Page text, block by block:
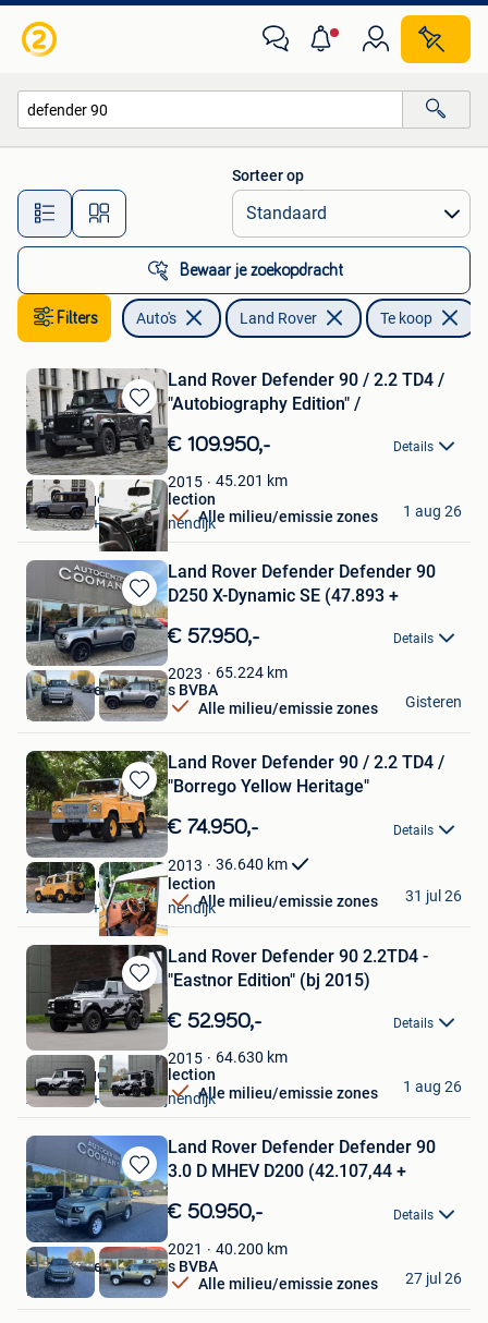
Alle afstanden…
Sorteer op
Bewaar je zoekopdracht
Filters Auto's Land Rover Te koop
Bewaren
in
Mijn
Favorieten
Land Rover Defender 90 / 2.2 TD4 /
"Autobiography Edition" /
€ 109.950,- Details
2015 45.201 km
Alle milieu/emissie zones
ElsenBergen Car Collection
Aarschot + Deel Begijnendijk
1 aug 26
Bewaren
in
Mijn
Favorieten
Land Rover Defender Defender 90
D250 X-Dynamic SE (47.893 +
€ 57.950,- Details
2023 65.224 km
Alle milieu/emissie zones
Autohandel Coomans BVBA
Mol
Gisteren
Bewaren
in
Mijn
Favorieten
Land Rover Defender 90 / 2.2 TD4 /
"Borrego Yellow Heritage"
€ 74.950,- Details
2013 36.640 km
Alle milieu/emissie zones
ElsenBergen Car Collection
Aarschot + Deel Begijnendijk
31 jul 26
Bewaren
in
Mijn
Favorieten
Land Rover Defender 90 2.2TD4 -
"Eastnor Edition" (bj 2015)
€ 52.950,- Details
2015 64.630 km
Alle milieu/emissie zones
ElsenBergen Car Collection
Aarschot + Deel Begijnendijk
1 aug 26
Bewaren
in
Mijn
Favorieten
Land Rover Defender Defender 90
3.0 D MHEV D200 (42.107,44 +
€ 50.950,- Details
2021 40.200 km
Alle milieu/emissie zones
Autohandel Coomans BVBA
Mol
27 jul 26